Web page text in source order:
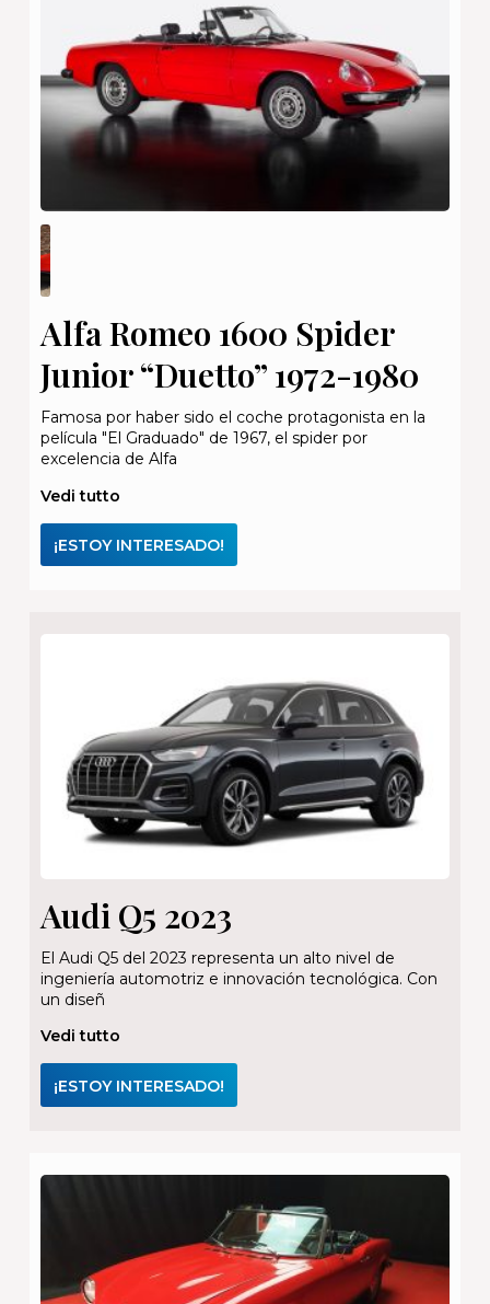
Alfa Romeo 1600 Spider
Junior “Duetto” 1972-1980
Famosa por haber sido el coche protagonista en la
película "El Graduado" de 1967, el spider por
excelencia de Alfa
Vedi tutto
¡ESTOY INTERESADO!
Audi Q5 2023
El Audi Q5 del 2023 representa un alto nivel de
ingeniería automotriz e innovación tecnológica. Con
un diseñ
Vedi tutto
¡ESTOY INTERESADO!